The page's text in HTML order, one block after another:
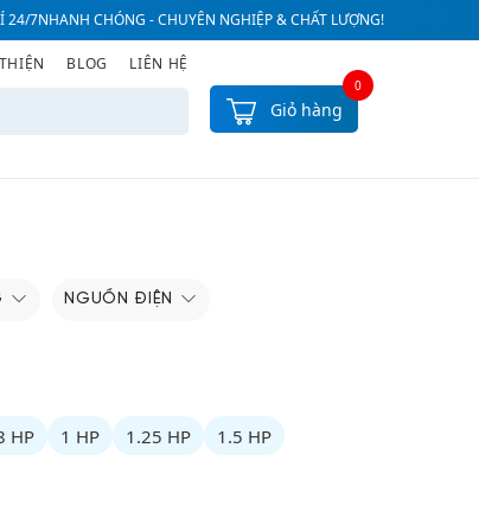
24/7NHANH CHÓNG - CHUYÊN NGHIỆP & CHẤT LƯỢNG!
BLOG LIÊN HỆ
Giỏ hàng
0
NGUỒN ĐIỆN
HP 1 HP 1.25 HP 1.5 HP